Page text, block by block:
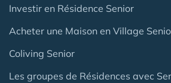
Investir en Résidence Senior
Acheter une Maison en Village
Coliving Senior
Les groupes de Résidences avec